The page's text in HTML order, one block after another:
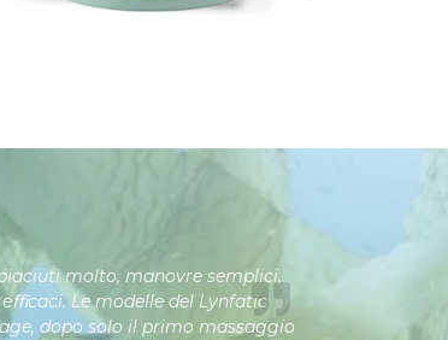
molto, manovre semplici,
Le modelle del Lynfatic
dopo solo il primo massaggio